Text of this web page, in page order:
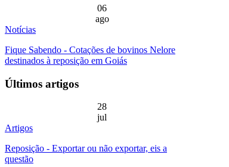
06
ago
Notícias
Fique Sabendo - Cotações de bovinos Nelore
destinados à reposição em Goiás
Últimos artigos
28
jul
Artigos
Reposição - Exportar ou não exportar, eis a
questão